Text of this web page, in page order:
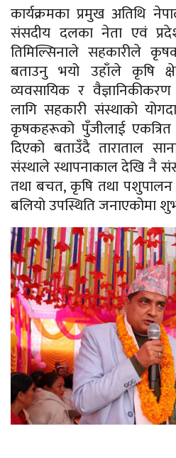
कार्यक्रमका प्रमुख अतिथि
संसदीय दलका नेता एवं
तिमिल्सिनाले सहकारीले
बताउनु भयो उहाँले कृषि
व्यवसायिक र
लागि सहकारी संस्थाको
कृषकहरूको पुँजीलाई
दिएको बताउँदैताराताल
संस्थाले स्थापनाकाल देखि नै
तथा बचत, कृषि तथा पशुपालन
बलियो उपस्थिति जनाएकोमा